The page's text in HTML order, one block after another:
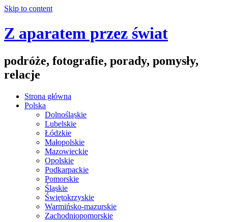
Skip to content
Z aparatem przez świat
podróże, fotografie, porady, pomysły,
relacje
Strona główna
Polska
Dolnośląskie
Lubelskie
Łódzkie
Małopolskie
Mazowieckie
Opolskie
Podkarpackie
Pomorskie
Śląskie
Świętokrzyskie
Warmińsko-mazurskie
Zachodniopomorskie